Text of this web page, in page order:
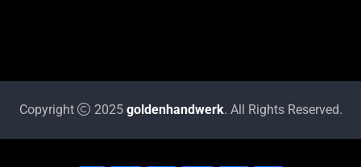
Copyright 2025 goldenhandwerk. All Rights Reserved.